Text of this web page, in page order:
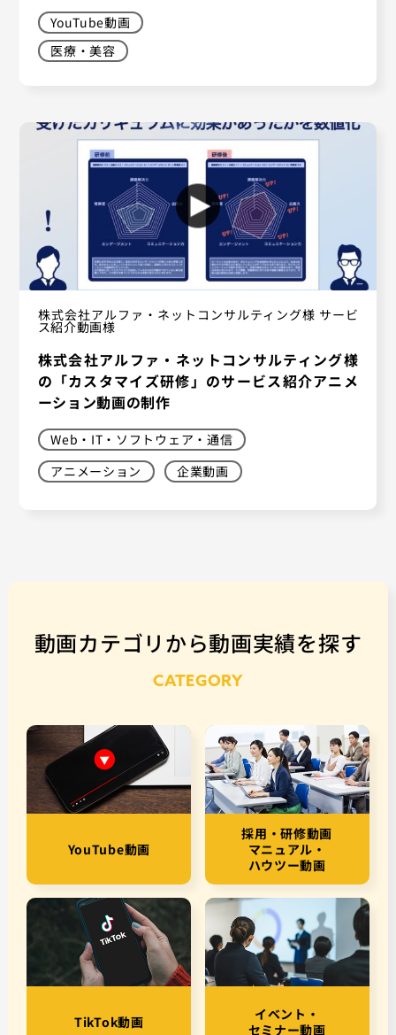
YouTube動画
医療・美容
株式会社アルファ・ネットコンサルティング様 サービ
ス紹介動画様
株式会社アルファ・ネットコンサルティング様
の「カスタマイズ研修」のサービス紹介アニメ
ーション動画の制作
Web・IT・ソフトウェア・通信
アニメーション
企業動画
動画カテゴリから動画実績を探す
CATEGORY
YouTube動画
TikTok動画
採用・研修動画
マニュアル・
ハウツー動画
イベント・
セミナー動画